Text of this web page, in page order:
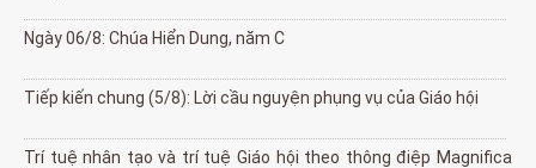
Ngày 06/8: Chúa Hiển Dung, năm C
Tiếp kiến chung (5/8): Lời cầu nguyện phụng vụ của Giáo hội
Trí tuệ nhân tạo và trí tuệ Giáo hội theo thông điệp Magnifica